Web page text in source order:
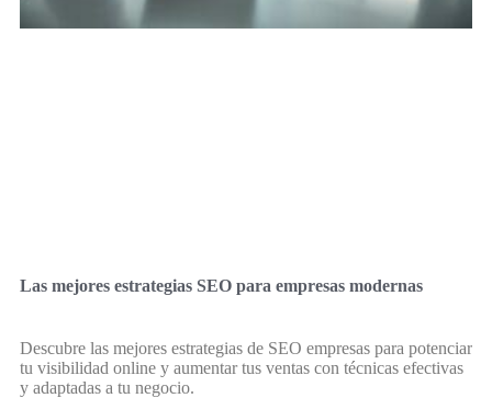
Las mejores estrategias SEO para empresas modernas
Descubre las mejores estrategias de SEO empresas para potenciar
tu visibilidad online y aumentar tus ventas con técnicas efectivas
y adaptadas a tu negocio.